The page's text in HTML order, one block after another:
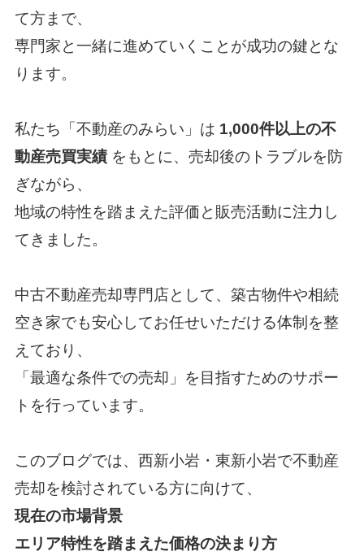
て方まで、
専門家と一緒に進めていくことが成功の鍵とな
ります。
私たち「不動産のみらい」は 1,000件以上の不
動産売買実績をもとに、売却後のトラブルを防
ぎながら、
地域の特性を踏まえた評価と販売活動に注力し
てきました。
中古不動産売却専門店として、築古物件や相続
空き家でも安心してお任せいただける体制を整
えており、
「最適な条件での売却」を目指すためのサポー
トを行っています。
このブログでは、西新小岩・東新小岩で不動産
売却を検討されている方に向けて、
現在の市場背景
エリア特性を踏まえた価格の決まり方